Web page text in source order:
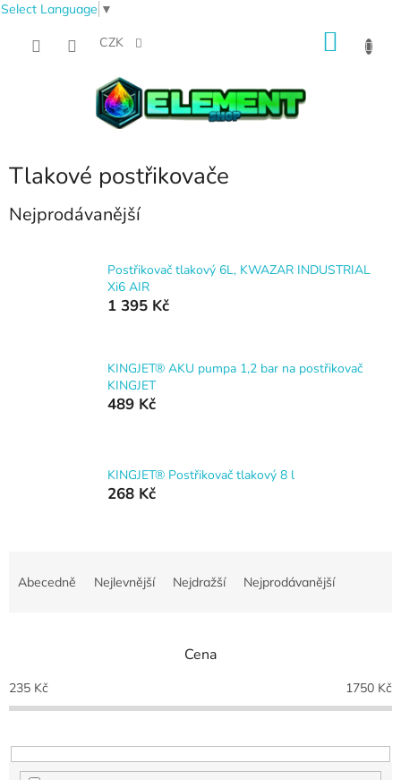
Select Language ▼
CZK
Tlakové postřikovače
Nejprodávanější
Postřikovač tlakový 6L, KWAZAR INDUSTRIAL
Xi6 AIR
1 395 Kč
KINGJET® AKU pumpa 1,2 bar na postřikovač
KINGJET
489 Kč
KINGJET® Postřikovač tlakový 8 l
268 Kč
p
r
o
u
Abecedně Nejlevnější Nejdražší Nejprodávanější
Cena
235 Kč 1750 Kč